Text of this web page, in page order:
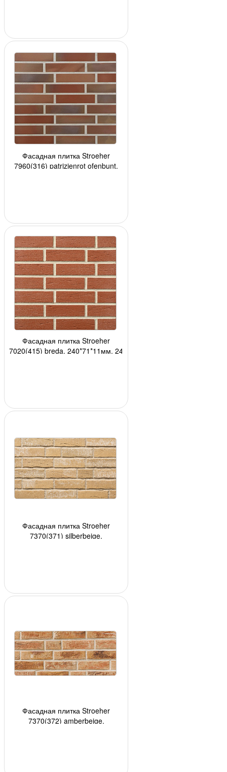
Фасадная плитка Stroeher
7960(316) patrizienrot ofenbunt,
Фасадная плитка Stroeher
7020(415) breda, 240*71*11мм, 24
Фасадная плитка Stroeher
7370(371) silberbeige,
Фасадная плитка Stroeher
7370(372) amberbeige,